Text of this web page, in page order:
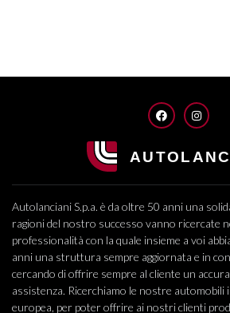
FACEBOOK
Autolanciani S.p.a. è da oltre 50 anni una
ragioni del nostro successo vanno ricercate
professionalità con la quale insieme a voi
anni una struttura sempre aggiornata e in
cercando di offrire sempre al cliente un
assistenza. Ricerchiamo le nostre automobili
europea, per poter offrire ai nostri clienti